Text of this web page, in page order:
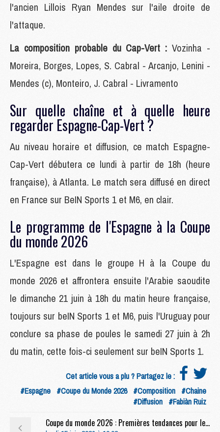
l'ancien Lillois Ryan Mendes sur l'aile droite de
l'attaque.
La composition probable du Cap-Vert :Vozinha -
Moreira, Borges, Lopes, S. Cabral - Arcanjo, Lenini -
Mendes (c), Monteiro, J. Cabral - Livramento
Sur quelle chaîne et à quelle heure
regarder Espagne-Cap-Vert ?
Au niveau horaire et diffusion, ce match Espagne-
Cap-Vert débutera ce lundi à partir de 18h (heure
française), à Atlanta. Le match sera diffusé en direct
en France sur BeIN Sports 1 et M6, en clair.
Le programme de l'Espagne à la Coupe
du monde 2026
L'Espagne est dans le groupe H à la Coupe du
monde 2026 et affrontera ensuite l'Arabie saoudite
le dimanche 21 juin à 18h du matin heure française,
toujours sur beIN Sports 1 et M6, puis l'Uruguay pour
conclure sa phase de poules le samedi 27 juin à 2h
du matin, cette fois-ci seulement sur beIN Sports 1.
Cet article vous a plu ? Partagez le :
#Espagne #Coupe du Monde 2026 #Composition #Chaine
#Diffusion #Fabiàn Ruiz
Coupe du monde 2026 : Premières tendances pour les compositions de France/Sénégal